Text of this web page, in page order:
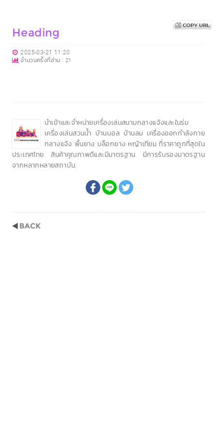
Heading
2025-03-21 11:20
จำนวนครั้งที่อ่าน : 21
นำเข้าและจำหน่ายเครื่องเล่นสนามกลางแจ้งและในร่ม
เครื่องเล่นสวนน้ำ บ้านบอล บ้านลม เครื่องออกกำลังกาย
กลางแจ้ง พื้นยาง บล็อกยาง หญ้าเทียม ที่ราคาถูกที่สุดใน
ประเทศไทย สินค้าคุณภาพดีและมีมาตรฐาน มีการรับรองมาตรฐาน
จากหลากหลายสถาบัน.